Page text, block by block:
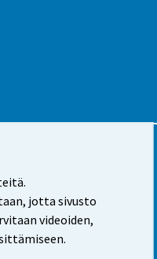
jotta sivusto
videoiden,